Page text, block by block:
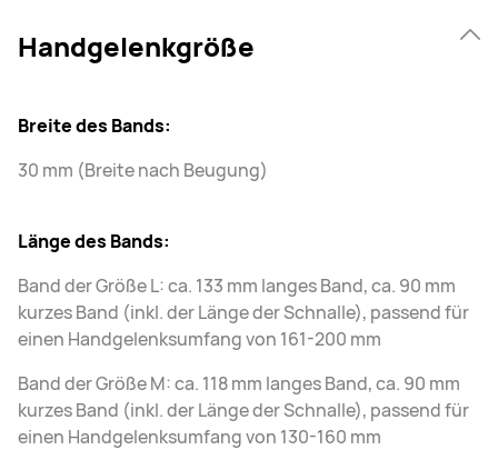
Handgelenkgröße
Breite des Bands:
30 mm (Breite nach Beugung)
Länge des Bands:
Band der Größe L: ca. 133 mm langes Band, ca. 90 mm
kurzes Band (inkl. der Länge der Schnalle), passend für
einen Handgelenksumfang von 161-200 mm
Band der Größe M: ca. 118 mm langes Band, ca. 90 mm
kurzes Band (inkl. der Länge der Schnalle), passend für
einen Handgelenksumfang von 130-160 mm